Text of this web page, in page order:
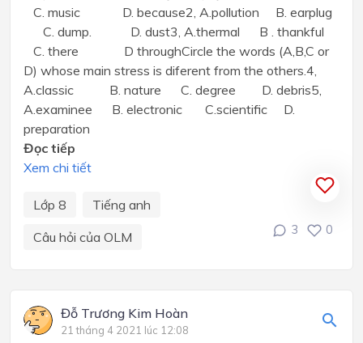
C. music D. because2, A.pollution B. earplug
C. dump. D. dust3, A.thermal B . thankful
C. there D throughCircle the words (A,B,C or
D) whose main stress is diferent from the others.4,
A.classic B. nature C. degree D. debris5,
A.examinee B. electronic C.scientific D.
preparation
Đọc tiếp
Xem chi tiết
Lớp 8
Tiếng anh
Câu hỏi của OLM
3 0
Đỗ Trương Kim Hoàn
21 tháng 4 2021 lúc 12:08